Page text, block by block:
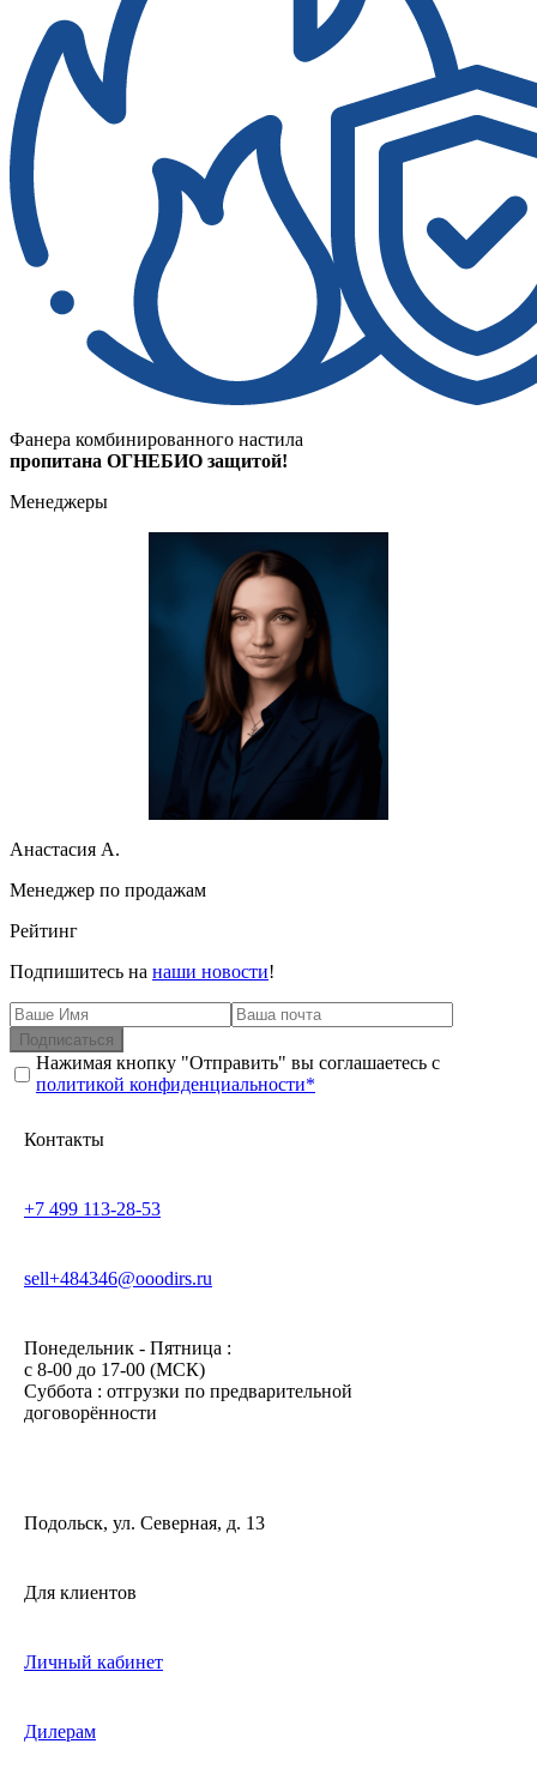
Фанера комбинированного настила
пропитана ОГНЕБИО защитой!
Менеджеры
Анастасия А.
Менеджер по продажам
Рейтинг
Подпишитесь на наши новости!
Подписаться
Нажимая кнопку "Отправить" вы соглашаетесь с
политикой конфиденциальности*
Контакты
+7 499 113-28-53
sell+484346@ooodirs.ru
Понедельник - Пятница :
c 8-00 до 17-00 (МСК)
Суббота : отгрузки по предварительной
договорённости
Подольск, ул. Северная, д. 13
Для клиентов
Личный кабинет
Дилерам